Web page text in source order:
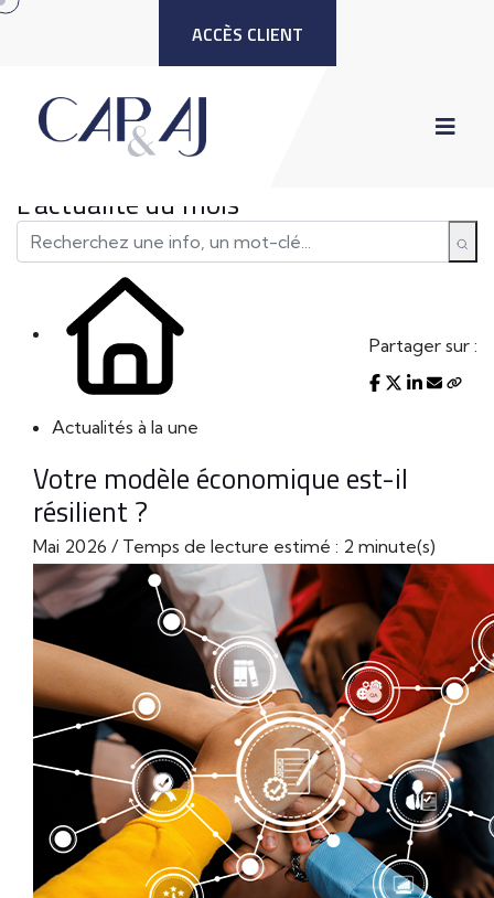
ACCÈS CLIENT
L'actualité du mois
Actualités à la une
Partager sur :
Votre modèle économique est-il
résilient ?
Mai 2026 / Temps de lecture estimé : 2 minute(s)